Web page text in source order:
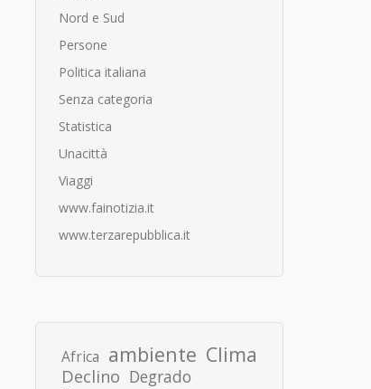
Nord e Sud
Persone
Politica italiana
Senza categoria
Statistica
Unacittà
Viaggi
www.fainotizia.it
www.terzarepubblica.it
Africa ambiente Clima
Declino Degrado